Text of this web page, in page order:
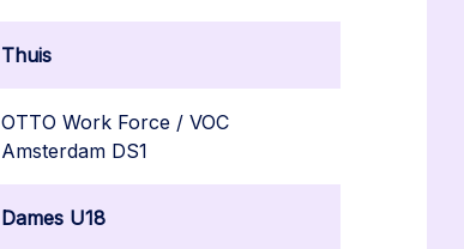
Thuis
OTTO Work Force / VOC
Amsterdam DS1
Dames U18